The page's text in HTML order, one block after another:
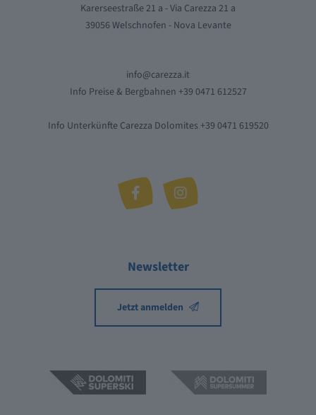
Karerseestraße 21 a - Via Carezza 21 a
39056 Welschnofen - Nova Levante
info@carezza.it
Info Preise & Bergbahnen +39 0471 612527
Info Unterkünfte Carezza Dolomites +39 0471 619520
Newsletter
Jetzt anmelden